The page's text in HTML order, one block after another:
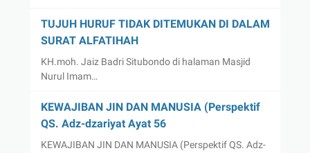
TUJUH HURUF TIDAK DITEMUKAN DI DALAM
SURAT ALFATIHAH
KH.moh. Jaiz Badri Situbondo di halaman Masjid
Nurul Imam…
KEWAJIBAN JIN DAN MANUSIA (Perspektif
QS. Adz-dzariyat Ayat 56
KEWAJIBAN JIN DAN MANUSIA (Perspektif QS. Adz-